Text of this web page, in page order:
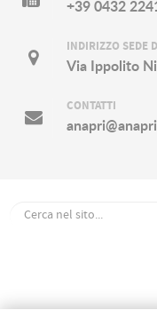
+39 0432
INDIRIZZO SEDE
Via Ippolito
CONTATTI